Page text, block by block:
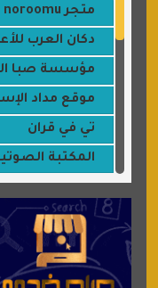
متجر noroomu
دكان العرب
مؤسسة صبا
موقع مداد
تي في قران
المكتبة
موقع سيارات
عالم كوكي
سورة قران